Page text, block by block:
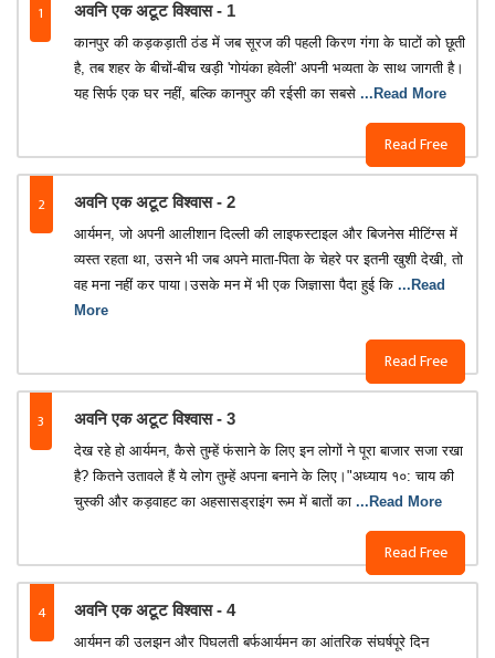
1 अवनि एक अटूट विश्वास - 1
Read Free
कानपुर की कड़कड़ाती ठंड में जब सूरज की पहली किरण गंगा के घाटों को छूती
है, तब शहर के बीचों-बीच खड़ी 'गोयंका हवेली' अपनी भव्यता के साथ जागती है।
यह सिर्फ एक घर नहीं, बल्कि कानपुर की रईसी का सबसे ...Read More
2 अवनि एक अटूट विश्वास - 2
Read Free
आर्यमन, जो अपनी आलीशान दिल्ली की लाइफस्टाइल और बिजनेस मीटिंग्स में
व्यस्त रहता था, उसने भी जब अपने माता-पिता के चेहरे पर इतनी खुशी देखी, तो
वह मना नहीं कर पाया।उसके मन में भी एक जिज्ञासा पैदा हुई कि ...Read
More
3 अवनि एक अटूट विश्वास - 3
Read Free
देख रहे हो आर्यमन, कैसे तुम्हें फंसाने के लिए इन लोगों ने पूरा बाजार सजा रखा
है? कितने उतावले हैं ये लोग तुम्हें अपना बनाने के लिए।"अध्याय १०: चाय की
चुस्की और कड़वाहट का अहसासड्राइंग रूम में बातों का ...Read More
4 अवनि एक अटूट विश्वास - 4
आर्यमन की उलझन और पिघलती बर्फआर्यमन का आंतरिक संघर्षपूरे दिन